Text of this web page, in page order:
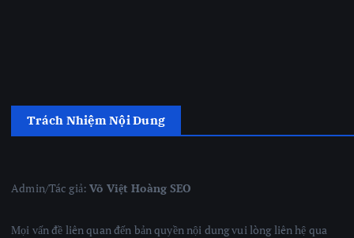
Trách Nhiệm Nội Dung
Admin/Tác giả:Võ Việt Hoàng SEO
Mọi vấn đề liên quan đến bản quyền nội dung vui lòng liên hệ qua